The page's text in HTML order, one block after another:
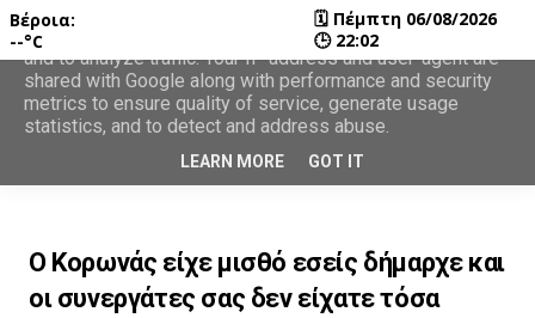
O Κορωνάς είχε μισθό εσείς δήμαρχε και
οι συνεργάτες σας δεν είχατε τόσα
Βέροια:
--°C
🗓 Πέμπτη 06/08/2026
🕒 22:02
This site uses cookies from Google to deliver its services
and to analyze traffic. Your IP address and user-agent are
shared with Google along with performance and security
metrics to ensure quality of service, generate usage
statistics, and to detect and address abuse.
LEARN MORE GOT IT